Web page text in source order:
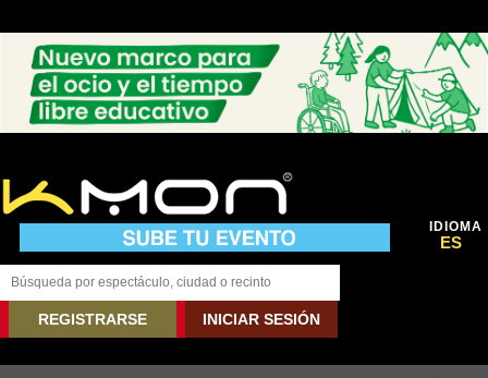
IDIOMA
ES
REGISTRARSE INICIAR SESIÓN